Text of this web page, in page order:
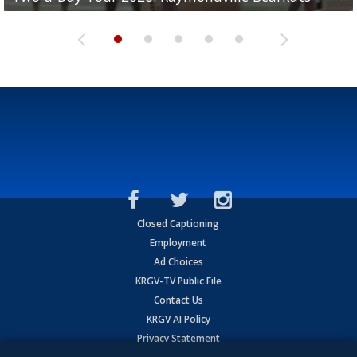
Closed Captioning
Employment
Ad Choices
KRGV-TV Public File
Contact Us
KRGV AI Policy
Privacy Statement